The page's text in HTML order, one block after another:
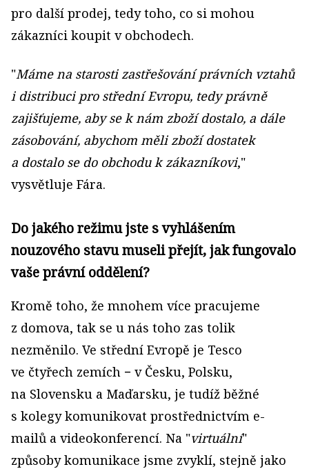
pro další prodej, tedy toho, co si mohou
zákazníci koupit v obchodech.
"Máme na starosti zastřešování právních vztahů
i distribuci pro střední Evropu, tedy právně
zajišťujeme, aby se k nám zboží dostalo, a dále
zásobování, abychom měli zboží dostatek
a dostalo se do obchodu k zákazníkovi,"
vysvětluje Fára.
Do jakého režimu jste s vyhlášením
nouzového stavu museli přejít, jak fungovalo
vaše právní oddělení?
Kromě toho, že mnohem více pracujeme
z domova, tak se u nás toho zas tolik
nezměnilo. Ve střední Evropě je Tesco
ve čtyřech zemích − v Česku, Polsku,
na Slovensku a Maďarsku, je tudíž běžné
s kolegy komunikovat prostřednictvím e-
mailů a videokonferencí. Na "virtuální"
způsoby komunikace jsme zvyklí, stejně jako